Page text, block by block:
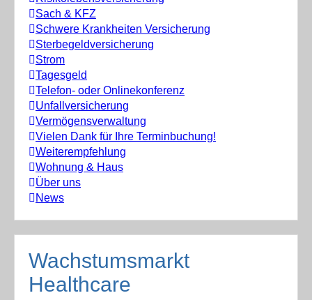
Sach & KFZ
Schwere Krankheiten Versicherung
Sterbegeldversicherung
Strom
Tagesgeld
Telefon- oder Onlinekonferenz
Unfallversicherung
Vermögensverwaltung
Vielen Dank für Ihre Terminbuchung!
Weiterempfehlung
Wohnung & Haus
Über uns
News
Wachstumsmarkt
Healthcare